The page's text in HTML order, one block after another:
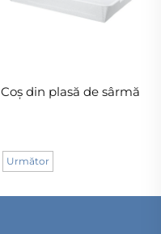
Coș din plasă de sârmă
Următor